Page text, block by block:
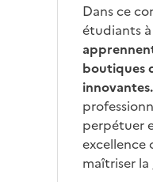
Dans ce
étudiants
boutiques
innovantes.
perpétuer
excellence
maîtriser